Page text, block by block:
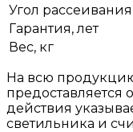
Угол рассеивания
Гарантия, лет
Вес, кг
На всю
предоставляется
действия
светильника и